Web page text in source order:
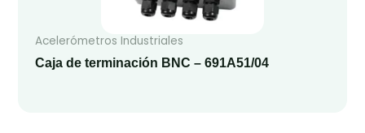
Acelerómetros Industriales
Caja de terminación BNC – 691A51/04